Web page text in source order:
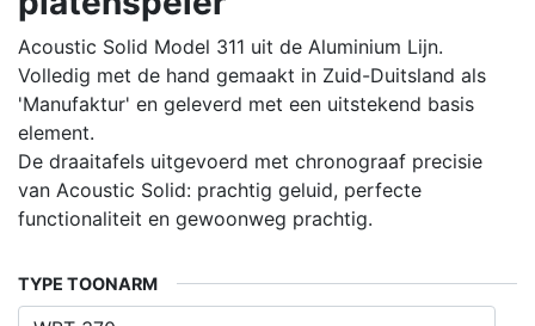
Acoustic Solid Model 311 uit de Aluminium Lijn.
Volledig met de hand gemaakt in Zuid-Duitsland als
'Manufaktur' en geleverd met een uitstekend basis
element.
De draaitafels uitgevoerd met chronograaf precisie
van Acoustic Solid: prachtig geluid, perfecte
functionaliteit en gewoonweg prachtig.
TYPE TOONARM